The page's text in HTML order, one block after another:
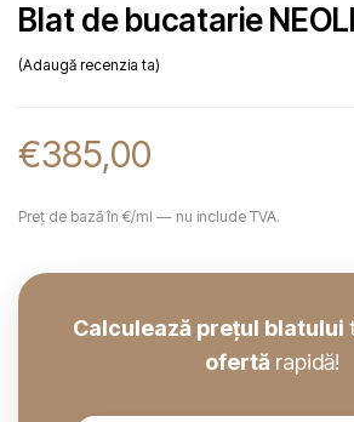
Blat de bucatarie
Adaugă recenzia ta
€385,00
Preț de bază în €/ml — nu include TVA.
Calculează prețul blatului
ofertă rapidă!